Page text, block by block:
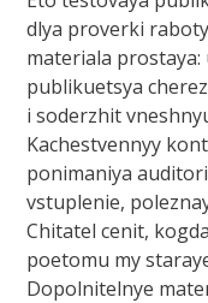
dlya proverki
materiala
publikuetsya
i soderzhit
Kachestvennyy
ponimaniya
vstuplenie,
Chitatel cenit,
poetomu my
Dopolnitelnye